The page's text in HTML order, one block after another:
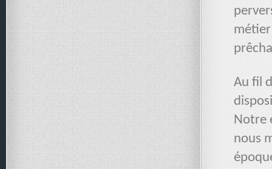
métier
Au fil
Notre
nous